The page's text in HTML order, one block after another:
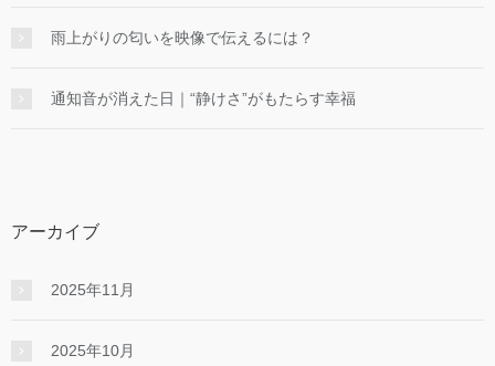
雨上がりの匂いを映像で伝えるには？
通知音が消えた日｜“静けさ”がもたらす幸福
アーカイブ
2025年11月
2025年10月